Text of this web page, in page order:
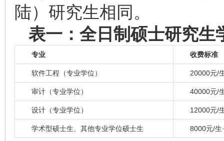
陆）研究生相同。
表一：全日制硕士研究生
专业 收费标准
软件工程（专业学位） 20000元/
审计（专业学位） 40000元/
设计（专业学位） 12000元/
学术型硕士生、其他专业学位硕士生 8000元/生